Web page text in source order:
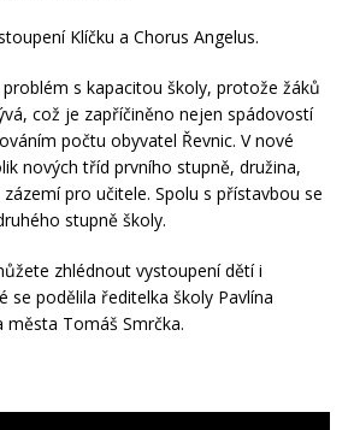
Klíčku a Chorus Angelus.
s kapacitou školy, protože žáků
což je zapříčiněno nejen spádovostí
počtu obyvatel Řevnic. V nové
nových tříd prvního stupně, družina,
pro učitele. Spolu s přístavbou se
stupně školy.
zhlédnout vystoupení dětí i
se podělila ředitelka školy Pavlína
města Tomáš Smrčka.